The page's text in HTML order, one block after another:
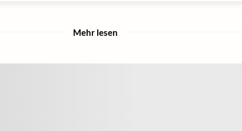
Mehr lesen